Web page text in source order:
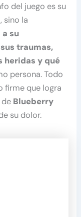
del juego es su
sino la
a su
traumas,
heridas y qué
persona. Todo
firme que logra
Blueberry
su dolor.